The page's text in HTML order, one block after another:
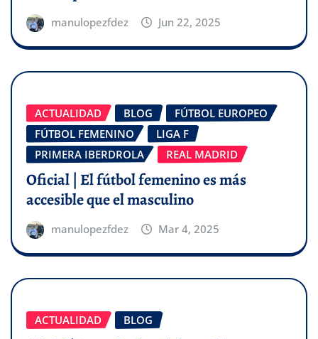
manulopezfdez Jun 22, 2025
ACTUALIDAD BLOG
FÚTBOL EUROPEO
FÚTBOL FEMENINO
LIGA F
PRIMERA IBERDROLA
REAL MADRID
Oficial | El fútbol femenino es más
accesible que el masculino
manulopezfdez Mar 4, 2025
ACTUALIDAD BLOG